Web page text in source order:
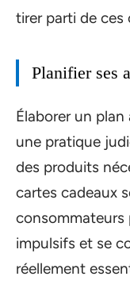
tirer parti de ces
Planifier ses
Élaborer un
une pratique
des produits
cartes cadeaux
consommateurs
impulsifs et se
réellement